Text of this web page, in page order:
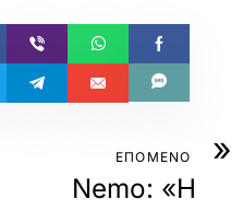
»
ΕΠΟΜΕΝΟ
Nemo: «Η